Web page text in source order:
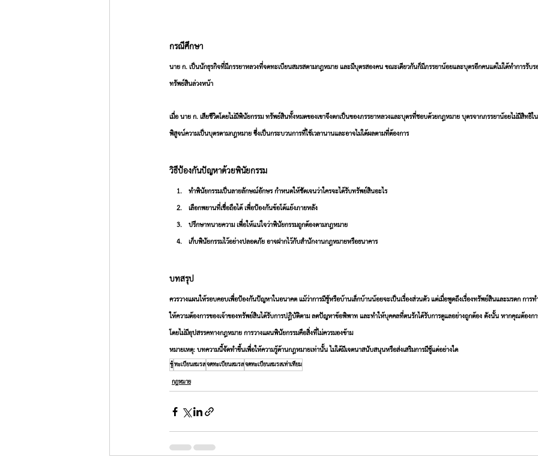
กรณีศึกษา
นาย ก. เป็นนักธุรกิจที่มีภรรยาหลวงที่จดทะเบียนสมรสตามกฎหมาย และมีบุตรสองคน ขณะเดียวกันก็มีภรรยาน้อยและบุตรอีกคนแต่ไม่ได้ทำการรับร
ทรัพย์สินล่วงหน้า
เมื่อ นาย ก. เสียชีวิตโดยไม่มีพินัยกรรม ทรัพย์สินทั้งหมดของเขาจึงตกเป็นของภรรยาหลวงและบุตรที่ชอบด้วยกฎหมาย บุตรจากภรรยาน้อยไม่มีสิทธิใ
พิสูจน์ความเป็นบุตรตามกฎหมาย ซึ่งเป็นกระบวนการที่ใช้เวลานานและอาจไม่ได้ผลตามที่ต้องการ
วิธีป้องกันปัญหาด้วยพินัยกรรม
ทำพินัยกรรมเป็นลายลักษณ์อักษร กำหนดให้ชัดเจนว่าใครจะได้รับทรัพย์สินอะไร
เลือกพยานที่เชื่อถือได้ เพื่อป้องกันข้อโต้แย้งภายหลัง
ปรึกษาทนายความ เพื่อให้แน่ใจว่าพินัยกรรมถูกต้องตามกฎหมาย
เก็บพินัยกรรมไว้อย่างปลอดภัย อาจฝากไว้กับสำนักงานกฎหมายหรือธนาคาร
บทสรุป
ควรวางแผนให้รอบคอบเพื่อป้องกันปัญหาในอนาคต แม้ว่าการมีชู้หรือบ้านเล็กบ้านน้อยจะเป็นเรื่องส่วนตัว แต่เมื่อพูดถึงเรื่องทรัพย์สินและมรดก การ
ให้ความต้องการของเจ้าของทรัพย์สินได้รับการปฏิบัติตาม ลดปัญหาข้อพิพาท และทำให้บุคคลที่ตนรักได้รับการดูแลอย่างถูกต้อง ดังนั้น หากคุณต้อง
โดยไม่มีอุปสรรคทางกฎหมาย การวางแผนพินัยกรรมคือสิ่งที่ไม่ควรมองข้าม
หมายเหตุ: บทความนี้จัดทำขึ้นเพื่อให้ความรู้ด้านกฎหมายเท่านั้น ไม่ได้มีเจตนาสนับสนุนหรือส่งเสริมการมีชู้แต่อย่างใด
ชู้ทะเบียนสมรสจดทะเบียนสมรสจดทะเบียนสมรสเท่าเทียม
กฎหมาย